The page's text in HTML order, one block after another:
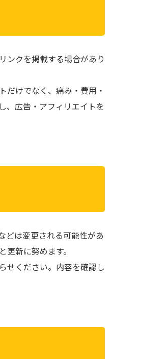
ンクを掲載する場合があり
だけでなく、痛み・費用・
、広告・アフィリエイトを
どは変更される可能性があ
新に努めます。
せください。内容を確認し